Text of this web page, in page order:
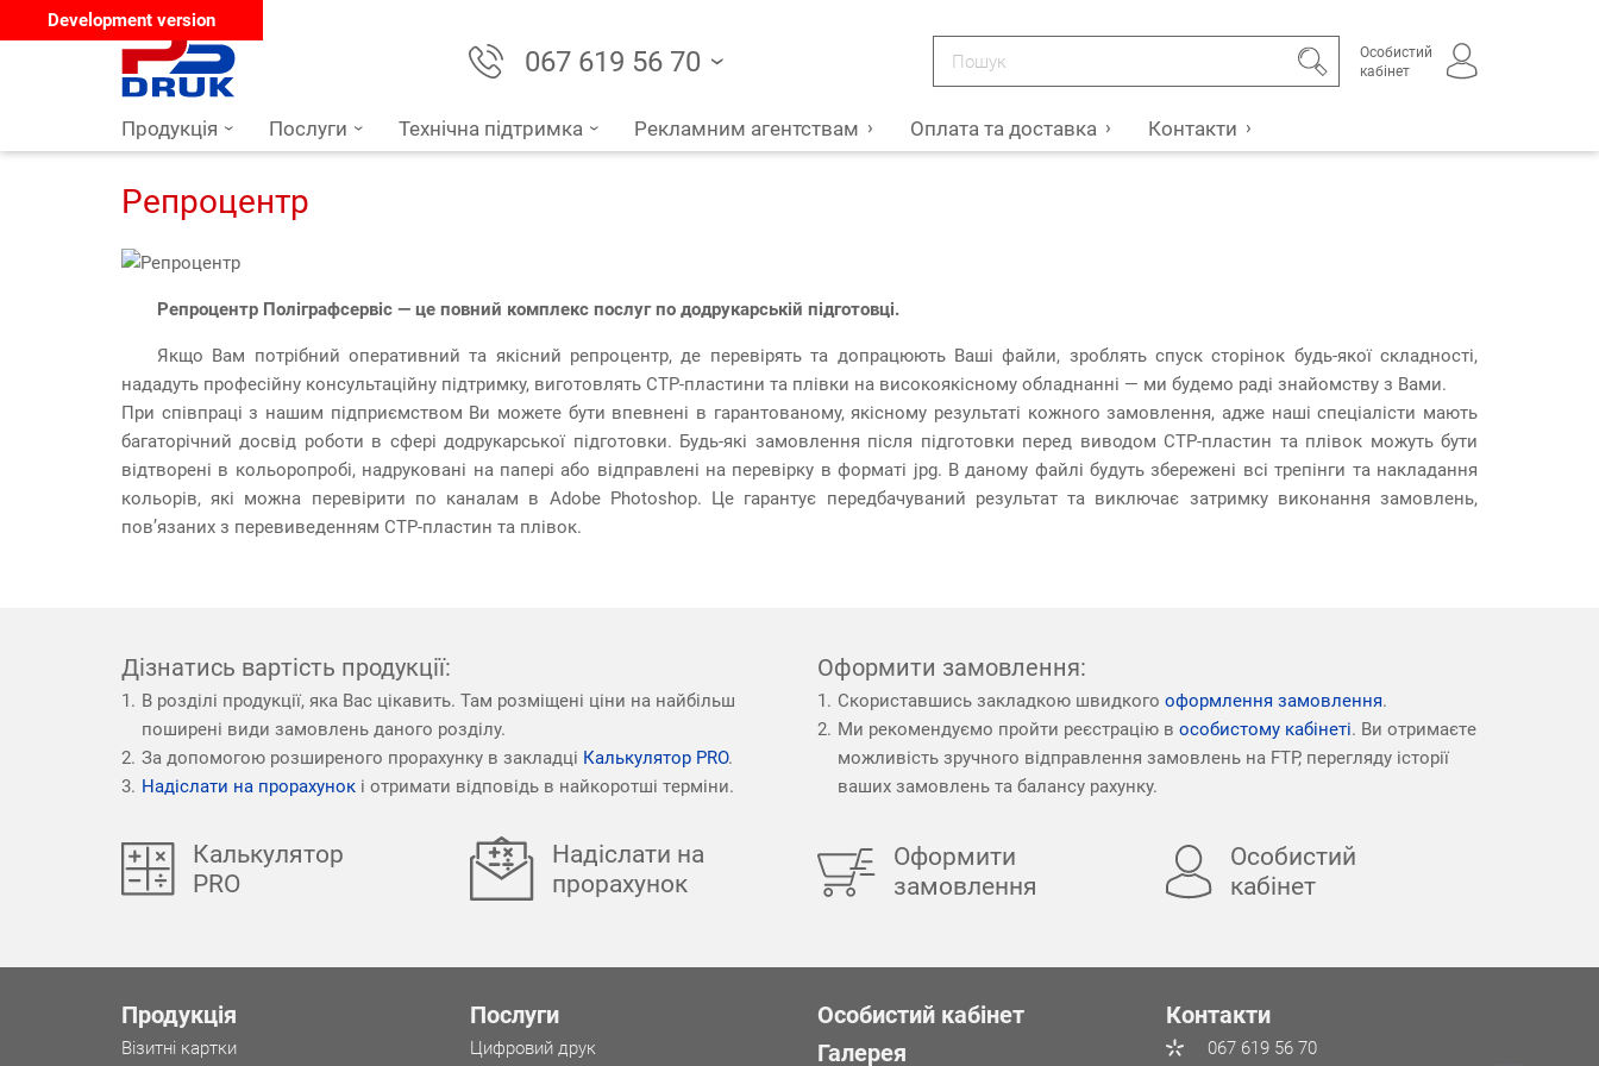
Development version
067 619 56 70
Особистий
кабінет
Продукція Послуги Технічна підтримка Рекламним агентствам Оплата та доставка Контакти
Репроцентр
Репроцентр Поліграфсервіс — це повний комплекс послуг по додрукарській підготовці.
Якщо Вам потрібний оперативний та якісний репроцентр, де перевірять та допрацюють Ваші файли, зроблять спуск сторінок будь-якої складності,
нададуть професійну консультаційну підтримку, виготовлять CTP-пластини та плівки на високоякісному обладнанні — ми будемо раді знайомству з Вами.
При співпраці з нашим підприємством Ви можете бути впевнені в гарантованому, якісному результаті кожного замовлення, адже наші спеціалісти мають
багаторічний досвід роботи в сфері додрукарської підготовки. Будь-які замовлення після підготовки перед виводом CTP-пластин та плівок можуть бути
відтворені в кольоропробі, надруковані на папері або відправлені на перевірку в форматі jpg. В даному файлі будуть збережені всі трепінги та накладання
кольорів, які можна перевірити по каналам в Adobe Photoshop. Це гарантує передбачуваний результат та виключає затримку виконання замовлень,
пов’язаних з перевиведенням CTP-пластин та плівок.
Дізнатись вартість продукції:
В розділі продукції, яка Вас цікавить. Там розміщені ціни на найбільш
поширені види замовлень даного розділу.
За допомогою розширеного прорахунку в закладці Калькулятор PRO.
Надіслати на прорахунок і отримати відповідь в найкоротші терміни.
Калькулятор
PRO
Надіслати на
прорахунок
Оформити замовлення:
Скориставшись закладкою швидкого оформлення замовлення.
Ми рекомендуємо пройти реєстрацію в особистому кабінеті. Ви отримаєте
можливість зручного відправлення замовлень на FTP, перегляду історії
ваших замовлень та балансу рахунку.
Оформити
замовлення
Особистий
кабінет
Продукція
Візитні картки
Послуги
Цифровий друк
Особистий кабінет
Галерея
Контакти
067 619 56 70